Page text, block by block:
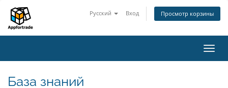
Русский Вход Просмотр корзины
База знаний